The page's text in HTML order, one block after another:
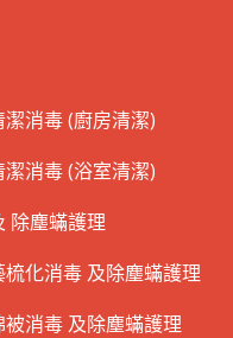
消毒 (廚房清潔)
消毒 (浴室清潔)
除塵蟎護理
化消毒 及除塵蟎護理
消毒 及除塵蟎護理